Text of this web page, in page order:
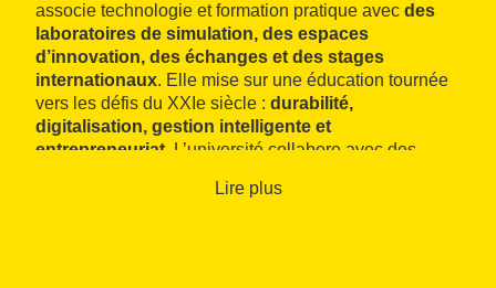
associe technologie et formation pratique avec des
laboratoires de simulation, des espaces
d’innovation, des échanges et des stages
internationaux. Elle mise sur une éducation tournée
vers les défis du XXIe siècle : durabilité,
digitalisation, gestion intelligente et
entrepreneuriat . L’université collabore avec des
des institutions publiques pour garantir la pertinence
Lire plus